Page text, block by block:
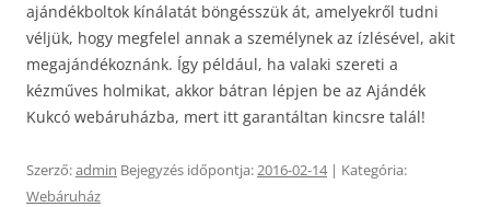
ajándékboltok kínálatát böngésszük át, amelyekről tudni
véljük, hogy megfelel annak a személynek az ízlésével, akit
megajándékoznánk. Így például, ha valaki szereti a
kézműves holmikat, akkor bátran lépjen be az Ajándék
Kukcó webáruházba, mert itt garantáltan kincsre talál!
Szerző:admin Bejegyzés időpontja:2016-02-14| Kategória:
Webáruház